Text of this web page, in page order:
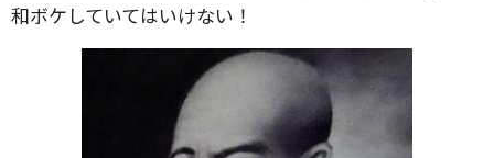
和ボケしていてはいけない！